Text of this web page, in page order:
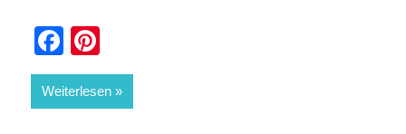
Facebook
Weiterlesen